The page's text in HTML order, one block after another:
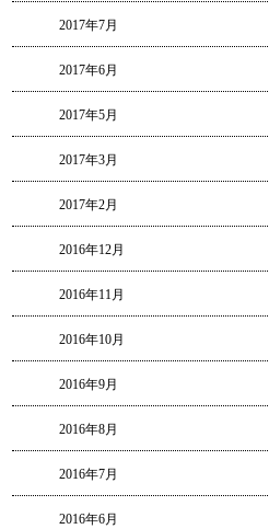
2017年7月
2017年6月
2017年5月
2017年3月
2017年2月
2016年12月
2016年11月
2016年10月
2016年9月
2016年8月
2016年7月
2016年6月